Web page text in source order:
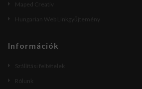
Maped Creativ
Hungarian Web Linkgyűjtemény
Információk
Szállítási feltételek
Rólunk